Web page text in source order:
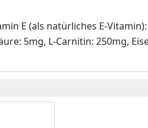
E (als natürliches E-
5mg, L-Carnitin: 250mg,